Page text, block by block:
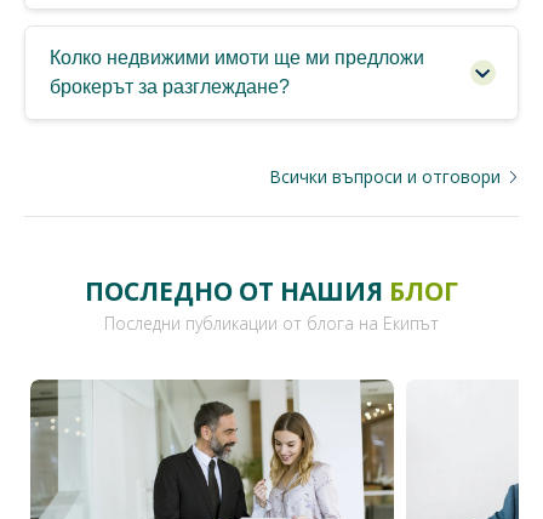
Колко недвижими имоти ще ми предложи
брокерът за разглеждане?
Всички въпроси и отговори
ПОСЛЕДНО ОТ НАШИЯ БЛОГ
Последни публикации от блога на Екипът